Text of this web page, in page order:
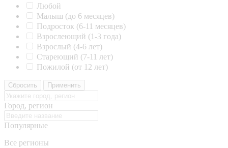
Любой
Малыш (до 6 месяцев)
Подросток (6-11 месяцев)
Взрослеющий (1-3 года)
Взрослый (4-6 лет)
Стареющий (7-11 лет)
Пожилой (от 12 лет)
Сбросить Применить
Город, регион
Популярные
Все регионы